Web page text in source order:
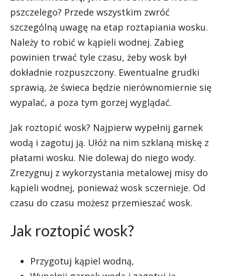
pszczelego? Przede wszystkim zwróć
szczególną uwagę na etap roztapiania wosku.
Należy to robić w kąpieli wodnej. Zabieg
powinien trwać tyle czasu, żeby wosk był
dokładnie rozpuszczony. Ewentualne grudki
sprawią, że świeca będzie nierównomiernie się
wypalać, a poza tym gorzej wyglądać.
Jak roztopić wosk? Najpierw wypełnij garnek
wodą i zagotuj ją. Ułóż na nim szklaną miskę z
płatami wosku. Nie dolewaj do niego wody.
Zrezygnuj z wykorzystania metalowej misy do
kąpieli wodnej, ponieważ wosk sczernieje. Od
czasu do czasu możesz przemieszać wosk.
Jak roztopić wosk?
Przygotuj kąpiel wodną,